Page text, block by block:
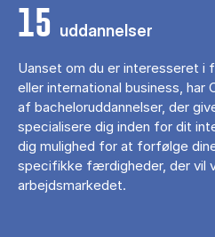
15 uddannelser
Uanset om du er interesseret i
eller international business,
af bacheloruddannelser, der
specialisere dig inden for dit
dig mulighed for at forfølge
specifikke færdigheder, der vil
arbejdsmarkedet.